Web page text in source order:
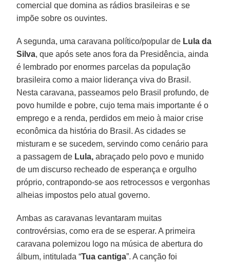
comercial que domina as rádios brasileiras e se
impõe sobre os ouvintes.
A segunda, uma caravana político/popular de Lula da
Silva, que após sete anos fora da Presidência, ainda
é lembrado por enormes parcelas da população
brasileira como a maior liderança viva do Brasil.
Nesta caravana, passeamos pelo Brasil profundo, de
povo humilde e pobre, cujo tema mais importante é o
emprego e a renda, perdidos em meio à maior crise
econômica da história do Brasil. As cidades se
misturam e se sucedem, servindo como cenário para
a passagem de Lula, abraçado pelo povo e munido
de um discurso recheado de esperança e orgulho
próprio, contrapondo-se aos retrocessos e vergonhas
alheias impostos pelo atual governo.
Ambas as caravanas levantaram muitas
controvérsias, como era de se esperar. A primeira
caravana polemizou logo na música de abertura do
álbum, intitulada “Tua cantiga”. A canção foi